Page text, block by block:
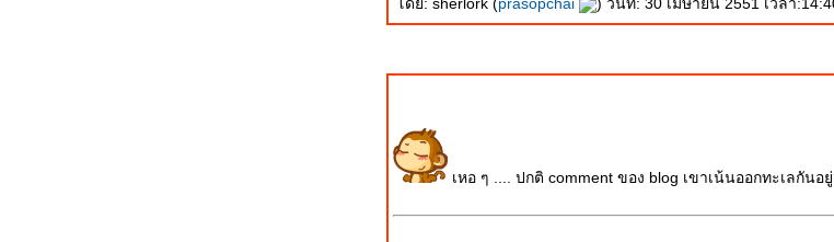
เหอ ๆ .... ปกติ comment ของ blog เขาเน้นออ